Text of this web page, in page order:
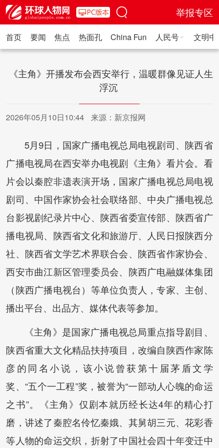
举报专区
首页 要闻 焦点 热面孔 China Fun 人民号 文明
《主角》开播发布会西安举行，温暖群像见证人生
浮沉
2026年05月10日10:44 来源：新京报网
5月9日，国家广播电视总局电视剧司、陕西省
广播电视局在西安举办电视剧《主角》看片会。看
片会以秦腔非遗表演开场，国家广播电视总局电视
剧司、中国作家协会社会联络部、中央广播电视总
台影视剧纪录片中心、陕西省委宣传部、陕西省广
播电视局、陕西省文化和旅游厅、人民日报陕西分
社、陕西省文学艺术界联合会、陕西省作家协会、
西安市曲江新区管理委员会、陕西广电融媒体集团
（陕西广播电视台）等单位负责人，专家、主创、
播出平台、出品方、媒体代表等参加。
《主角》是国家广播电视总局重点指导剧目、
陕西省重大文化精品扶持项目，改编自陕西作家陈
彦的同名小说，该小说曾获第十届茅盾文学
奖、“五个一工程”奖，被誉为“一部动人心魄的命运
之书”。《主角》仅剧本就历经长达4年的精心打
磨，讲述了秦腔名伶忆秦娥、其舅胡三元、花彩香
等人物的命运交织，折射了中国社会四十年变迁中